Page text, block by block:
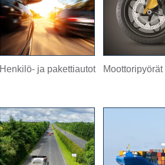
Henkilö- ja pakettiautot Moottoripyörät